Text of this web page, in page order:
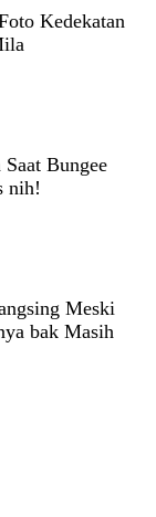
Kedekatan
Bungee
nih!
Meski
bak Masih